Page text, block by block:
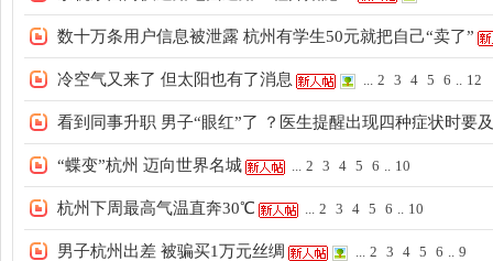
数十万条用户信息被泄露 杭州有学生50元就把自己“卖了”
冷空气又来了 但太阳也有了消息 ... 2 3 4 5 6 .. 12
看到同事升职 男子“眼红”了 ？医生提醒出现四种症状时要
“蝶变”杭州 迈向世界名城 ... 2 3 4 5 6 .. 10
杭州下周最高气温直奔30℃ ... 2 3 4 5 6 .. 10
男子杭州出差 被骗买1万元丝绸 ... 2 3 4 5 6 .. 9